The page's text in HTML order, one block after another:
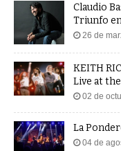
Claudio
Triunfo
26 de
KEITH
Live at
02 de
La
04 de